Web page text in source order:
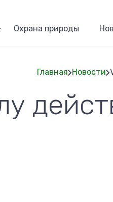
Oхранa природы
Главная Новости